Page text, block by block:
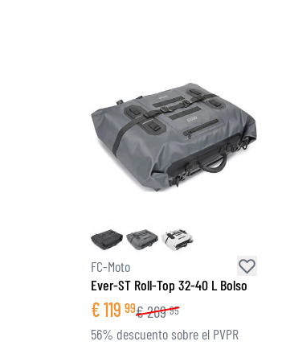
FC-Moto
Ever-ST Roll-Top 32-40 L Bolso
€119 99€269 95
56% descuento sobre el PVPR